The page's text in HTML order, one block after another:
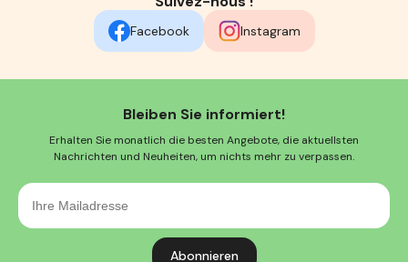
Facebook Instagram
Bleiben Sie informiert!
Erhalten Sie monatlich die besten Angebote, die aktuellsten
Nachrichten und Neuheiten, um nichts mehr zu verpassen.
Ihre
Mailadresse